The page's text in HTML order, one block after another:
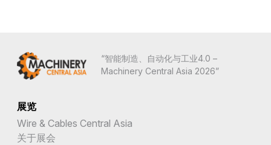
“智能制造、自动化与工业4.0 –
Machinery Central Asia 2026”
展览
Wire & Cables Central Asia
关于展会